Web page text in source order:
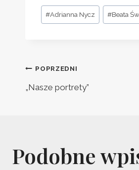
Tagi
wpisu:
#Adrianna Nycz #Beata
Nawigacja
wpisu
POPRZEDNI
„Nasze portrety”
Podobne